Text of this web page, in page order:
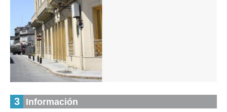
Inventario 2010
Guaraní (G 2)
Inventario 2010
Guaraní (G 2)
Anterior Pausa Siguiente
Inventario
2010
3 Información